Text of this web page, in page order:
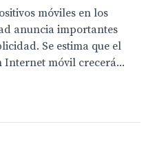
móviles en los
anuncia importantes
Se estima que el
móvil crecerá...